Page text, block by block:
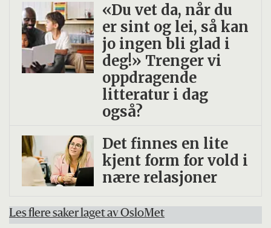
«Du vet da, når du
er sint og lei, så kan
jo ingen bli glad i
deg!» Trenger vi
oppdragende
litteratur i dag
også?
Det finnes en lite
kjent form for vold i
nære relasjoner
Les flere saker laget av OsloMet